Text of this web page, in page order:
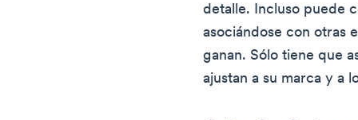
detalle. Incluso puede
asociándose con otras
ganan. Sólo tiene que
ajustan a su marca y a